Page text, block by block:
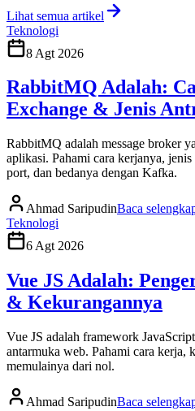
Lihat semua artikel
Teknologi
8 Agt 2026
RabbitMQ Adalah:
Exchange & Jenis
RabbitMQ adalah message broker
aplikasi. Pahami cara kerjanya,
port, dan bedanya dengan Kafka.
Ahmad SaripudinBaca
Teknologi
6 Agt 2026
Vue JS Adalah:
& Kekurangannya
Vue JS adalah framework
antarmuka web. Pahami cara kerja,
memulainya dari nol.
Ahmad SaripudinBaca